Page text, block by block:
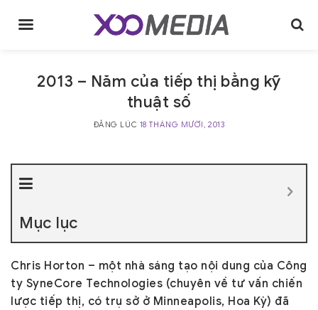
2013 – Năm của tiếp thị bằng kỹ
thuật số
ĐĂNG LÚC 18 THÁNG MƯỜI, 2013
Mục lục
Chris Horton – một nhà sáng tạo nội dung của Công
ty SyneCore Technologies (chuyên về tư vấn chiến
lược tiếp thị, có trụ sở ở Minneapolis, Hoa Kỳ) đã